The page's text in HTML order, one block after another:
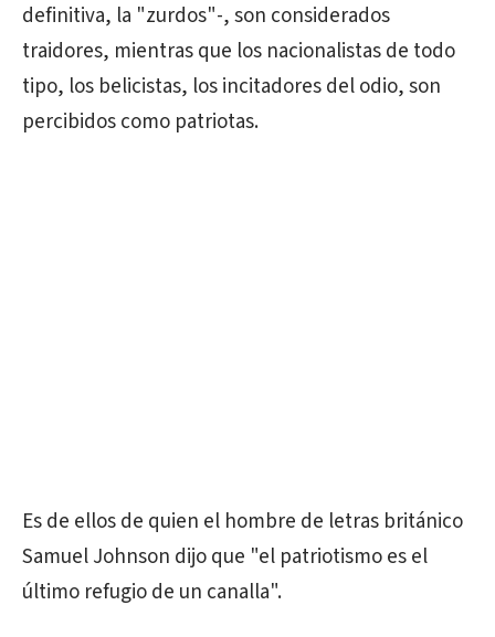
definitiva, la "zurdos"-, son considerados
traidores, mientras que los nacionalistas de todo
tipo, los belicistas, los incitadores del odio, son
percibidos como patriotas.
Es de ellos de quien el hombre de letras británico
Samuel Johnson dijo que "el patriotismo es el
último refugio de un canalla".